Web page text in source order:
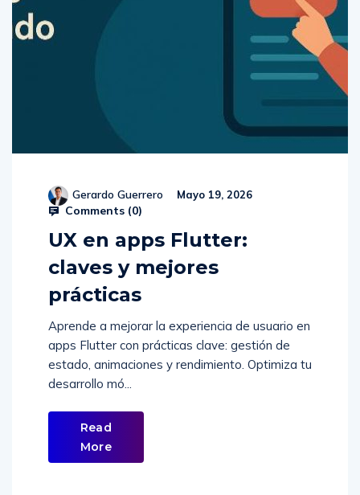
Comments (0)
UX en apps Flutter:
claves y mejores
prácticas
Aprende a mejorar la experiencia de usuario en
apps Flutter con prácticas clave: gestión de
estado, animaciones y rendimiento. Optimiza tu
desarrollo mó...
Read
More